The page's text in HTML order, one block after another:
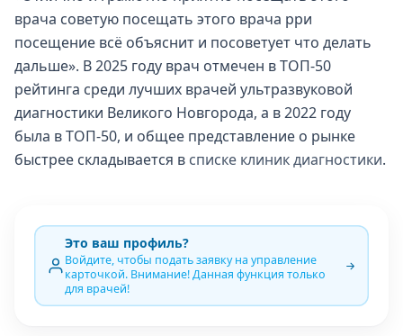
врача советую посещать этого врача рри
посещение всё объяснит и посоветует что делать
дальше». В 2025 году врач отмечен в ТОП-50
рейтинга среди лучших врачей ультразвуковой
диагностики Великого Новгорода, а в 2022 году
была в ТОП-50, и общее представление о рынке
быстрее складывается в списке клиник диагностики.
Это ваш профиль?
Войдите, чтобы подать заявку на управление
карточкой. Внимание! Данная функция только
для врачей!